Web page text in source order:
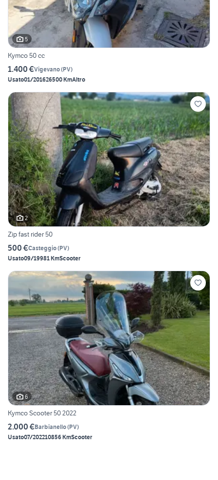
5
Kymco 50 cc
1.400 €Vigevano(PV)
Usato01/201626500 KmAltro
2
Zip fast rider 50
500 €Casteggio(PV)
Usato09/19981 KmScooter
6
Kymco Scooter 50 2022
2.000 €Barbianello(PV)
Usato07/202210856 KmScooter